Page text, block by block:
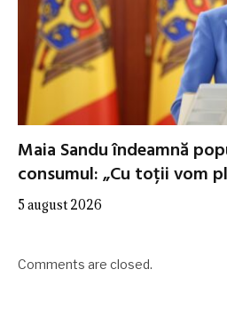
Maia Sandu îndeamnă
consumul: „Cu toții vom
5 august 2026
Comments are closed.